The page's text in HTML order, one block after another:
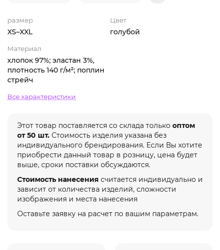
размер
XS–XXL
Цвет
голубой
Материал
хлопок 97%; эластан 3%,
плотность 140 г/м²; поплин
стрейч
Все характеристики
Этот товар поставляется со склада только оптом
от 50 шт. Стоимость изделия указана без
индивидуального брендирования. Если Вы хотите
приобрести данный товар в розницу, цена будет
выше, сроки поставки обсуждаются.
Стоимость нанесения считается индивидуально и
зависит от количества изделий, сложности
изображения и места нанесения
Оставьте заявку на расчет по вашим параметрам.